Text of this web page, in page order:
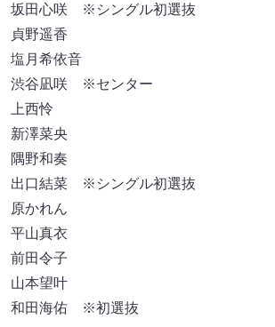
坂田心咲 ※シングル初選抜
貞野遥香
塩月希依音
渋谷凪咲 ※センター
上西怜
新澤菜央
隅野和奏
出口結菜 ※シングル初選抜
原かれん
平山真衣
前田令子
山本望叶
和田海佑 ※初選抜